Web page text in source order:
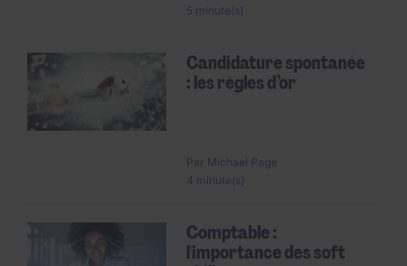
5 minute(s)
Candidature spontanée
: les règles d’or
Par Michael Page
4 minute(s)
Comptable :
l'importance des soft